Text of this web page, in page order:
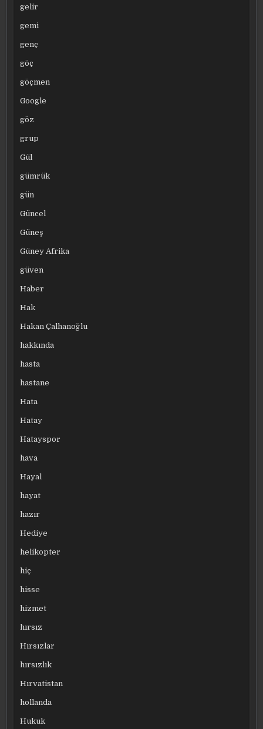
gelir
gemi
genç
göç
göçmen
Google
göz
grup
Gül
gümrük
gün
Güncel
Güneş
Güney Afrika
güven
Haber
Hak
Hakan Çalhanoğlu
hakkında
hasta
hastane
Hata
Hatay
Hatayspor
hava
Hayal
hayat
hazır
Hediye
helikopter
hiç
hisse
hizmet
hırsız
Hırsızlar
hırsızlık
Hırvatistan
hollanda
Hukuk